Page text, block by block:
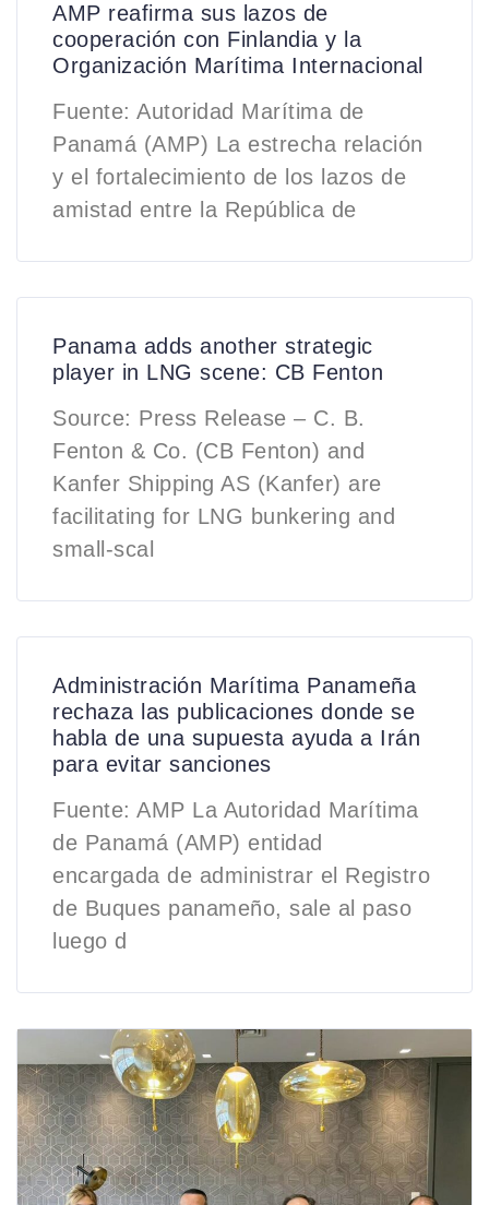
AMP reafirma sus lazos de
cooperación con Finlandia y la
Organización Marítima Internacional
Fuente: Autoridad Marítima de
Panamá (AMP) La estrecha relación
y el fortalecimiento de los lazos de
amistad entre la República de
Panama adds another strategic
player in LNG scene: CB Fenton
Source: Press Release – C. B.
Fenton & Co. (CB Fenton) and
Kanfer Shipping AS (Kanfer) are
facilitating for LNG bunkering and
small-scal
Administración Marítima Panameña
rechaza las publicaciones donde se
habla de una supuesta ayuda a Irán
para evitar sanciones
Fuente: AMP La Autoridad Marítima
de Panamá (AMP) entidad
encargada de administrar el Registro
de Buques panameño, sale al paso
luego d